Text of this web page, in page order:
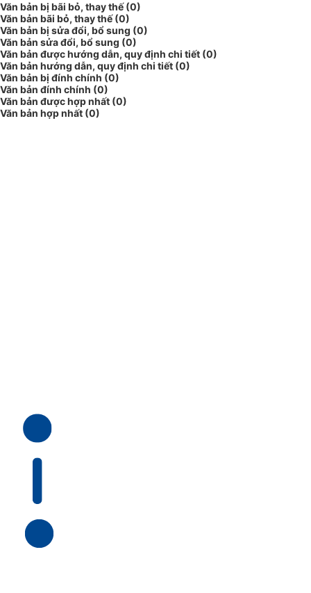
Văn bản bị bãi bỏ, thay thế (0)
Văn bản bãi bỏ, thay thế (0)
Văn bản bị sửa đổi, bổ sung (0)
Văn bản sửa đổi, bổ sung (0)
Văn bản được hướng dẫn, quy định chi tiết (0)
Văn bản hướng dẫn, quy định chi tiết (0)
Văn bản bị đính chính (0)
Văn bản đính chính (0)
Văn bản được hợp nhất (0)
Văn bản hợp nhất (0)